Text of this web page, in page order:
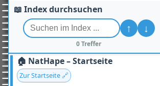
📖 Index durchsuchen
↑
↓
0 Treffer
🏠 NatHape – Startseite
Zur Startseite 🔗